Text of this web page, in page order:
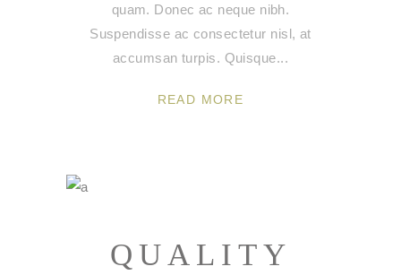
quam. Donec ac neque nibh.
Suspendisse ac consectetur nisl, at
accumsan turpis. Quisque
READ MORE
QUALITY